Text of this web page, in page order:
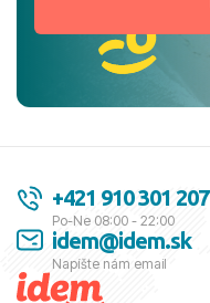
+421 910 301 207
Po-Ne 08:00 - 22:00
idem@idem.sk
Napíšte nám email